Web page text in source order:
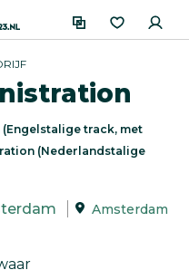
track, met
(Nederlandstalige
Amsterdam